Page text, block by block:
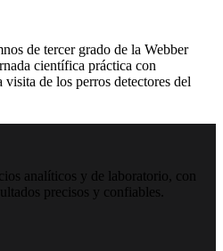
de tercer grado de la Webber
científica práctica con
de los perros detectores del
analíticos y de laboratorio, con
precisos y confiables.